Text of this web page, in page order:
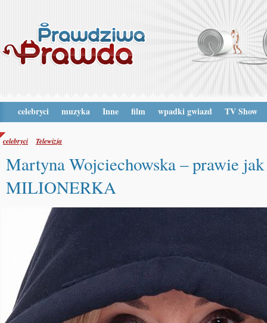
celebryci muzyka Inne film wpadki gwiazd TV Show
celebryci Telewizja
Martyna Wojciechowska – prawie jak
MILIONERKA